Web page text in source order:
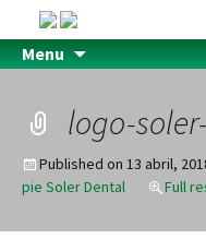
Menu
logo-
Published on 13 abril,
pie Soler Dental
Full